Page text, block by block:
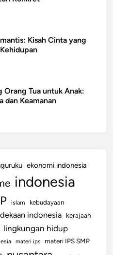
Kisah Cinta yang
Orang Tua untuk Anak:
dan Keamanan
ekonomi indonesia
indonesia
islam kebudayaan
indonesia kerajaan
lingkungan hidup
materi ips materi IPS SMP